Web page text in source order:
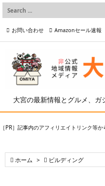
大宮の最新情報とグルメ、ガ
お問い合わせ Amazonセール速報
プライバシーポリシー等
［PR］記事内のアフィリエイトリンク等
 ホーム >  ビルディング